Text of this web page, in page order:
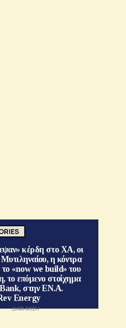
κέρδη στο ΧΑ, οι
η κόντρα
«now we build» του
το επόμενο στοίχημα
στην ΕΝ.Α.
Energy